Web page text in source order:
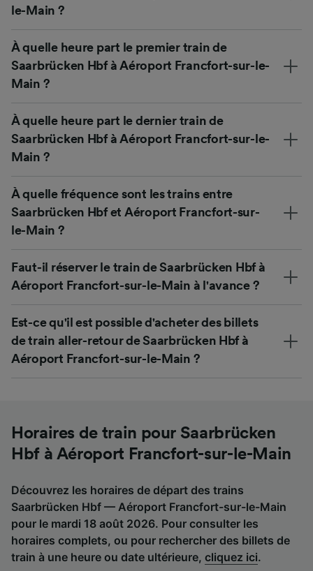
le-Main ?
À quelle heure part le premier train de
Saarbrücken Hbf à Aéroport Francfort-sur-le-
Main ?
À quelle heure part le dernier train de
Saarbrücken Hbf à Aéroport Francfort-sur-le-
Main ?
À quelle fréquence sont les trains entre
Saarbrücken Hbf et Aéroport Francfort-sur-
le-Main ?
Faut-il réserver le train de Saarbrücken Hbf à
Aéroport Francfort-sur-le-Main à l'avance ?
Est-ce qu'il est possible d'acheter des billets
de train aller-retour de Saarbrücken Hbf à
Aéroport Francfort-sur-le-Main ?
Horaires de train pour Saarbrücken
Hbf à Aéroport Francfort-sur-le-Main
Découvrez les horaires de départ des trains
Saarbrücken Hbf — Aéroport Francfort-sur-le-Main
pour le mardi 18 août 2026. Pour consulter les
horaires complets, ou pour rechercher des billets de
train à une heure ou date ultérieure, cliquez ici.